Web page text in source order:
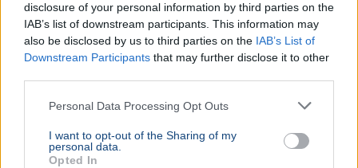
disclosure of your personal information by third parties on the
IAB’s list of downstream participants. This information may
also be disclosed by us to third parties on the IAB’s List of
Downstream Participants that may further disclose it to other
Personal Data Processing Opt Outs
I want to opt-out of the Sharing of my
personal data.
Opted In